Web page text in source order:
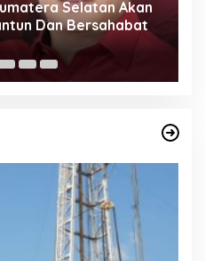
Selatan Akan
Dan Bersahabat